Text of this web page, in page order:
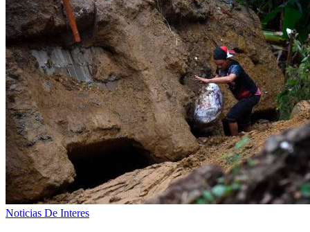
Noticias De Interes